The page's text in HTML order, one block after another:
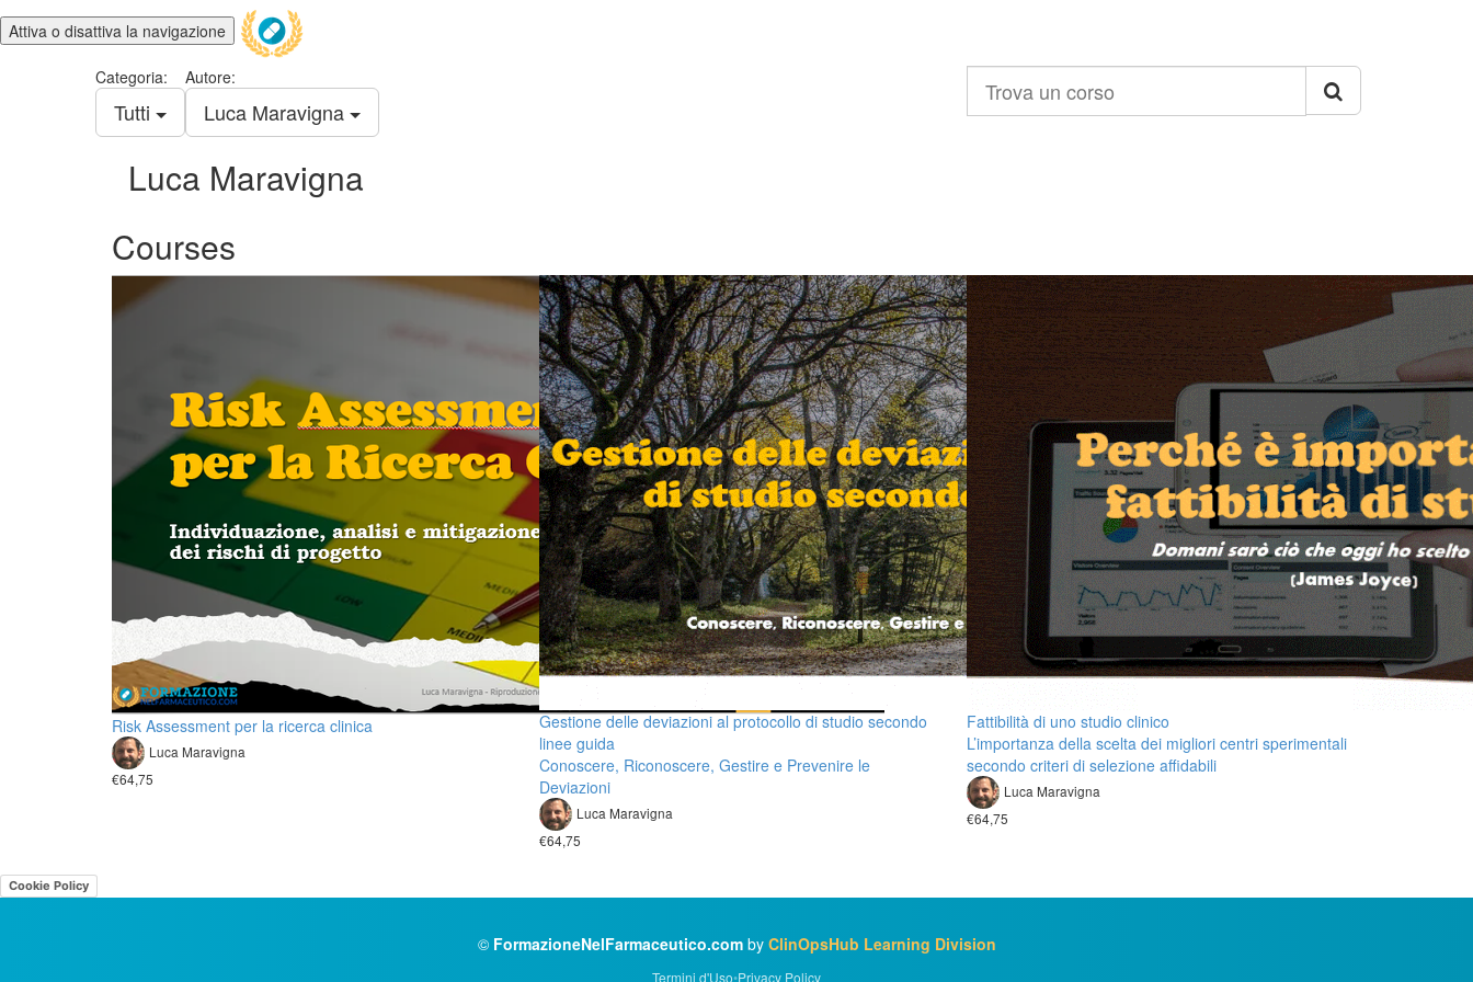
Attiva o disattiva la navigazione
Categoria:
Tutti
Autore:
Luca Maravigna
corso
Luca Maravigna
Courses
Risk Assessment per la ricerca clinica
Luca Maravigna
€64,75
Gestione delle deviazioni al protocollo di studio secondo
linee guida
Conoscere, Riconoscere, Gestire e Prevenire le
Deviazioni
Luca Maravigna
€64,75
Fattibilità di uno studio clinico
L’importanza della scelta dei migliori centri sperimentali
secondo criteri di selezione affidabili
Luca Maravigna
€64,75
Cookie Policy
© FormazioneNelFarmaceutico.comby ClinOpsHub Learning Division
Termini d'Uso•Privacy Policy